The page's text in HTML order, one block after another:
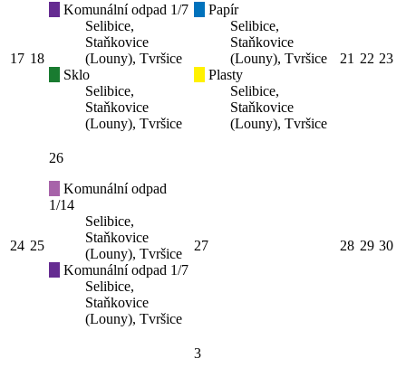
17 18
Komunální odpad 1/7
Selibice,
Staňkovice
(Louny), Tvršice
Sklo
Selibice,
Staňkovice
(Louny), Tvršice
Papír
Selibice,
Staňkovice
(Louny), Tvršice
Plasty
Selibice,
Staňkovice
(Louny), Tvršice
21 22 23
24 25
26
Komunální odpad
1/14
Selibice,
Staňkovice
(Louny), Tvršice
Komunální odpad 1/7
Selibice,
Staňkovice
(Louny), Tvršice
27 28 29 30
3